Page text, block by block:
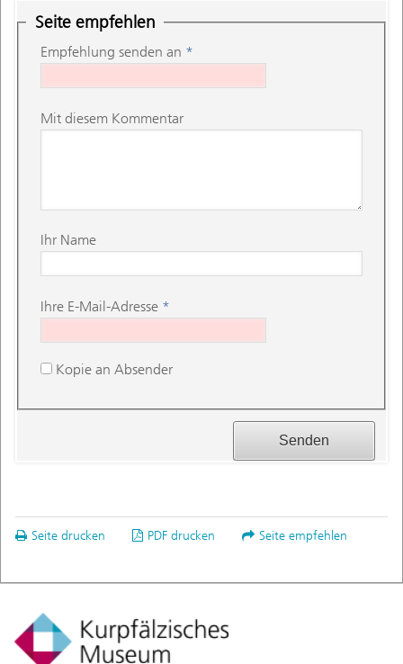
Seite empfehlen
Empfehlung senden an *
Mit diesem Kommentar
Ihr Name
Ihre E-Mail-Adresse *
Kopie an Absender
Seite drucken PDF drucken Seite empfehlen